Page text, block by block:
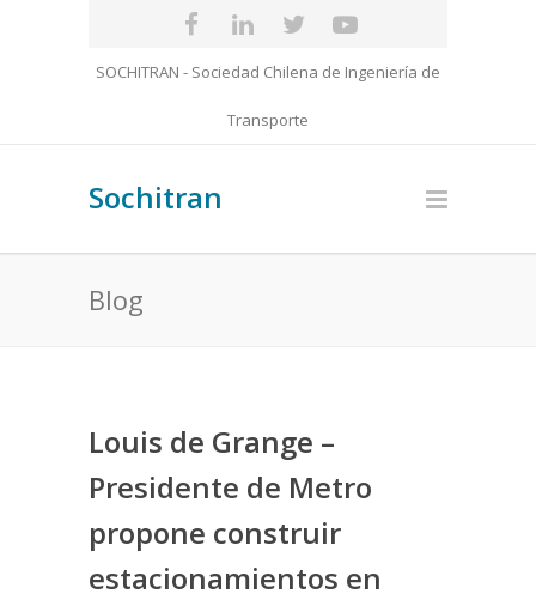
SOCHITRAN - Sociedad Chilena de Ingeniería de
Transporte
Sochitran
Blog
Louis de Grange –
Presidente de Metro
propone construir
estacionamientos en